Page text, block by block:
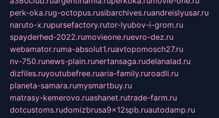
perk-oka.rug-octopus.rusibarchives.ruandreislyusar.ru
naruto-x.rupursefactory.rutor-lyubov-i-grom.ru
spayderhed-2022.rumovieone.ruevro-dez.ru
webamator.ruma-absolut1.ruavtopomosch27.ru
nv-750.runews-plain.runertansaga.rudelanalad.ru
dizfiles.ruyoutubefree.ruaria-family.ruroadli.ru
planeta-samara.rumysmartbuy.ru
matrasy-kemerovo.ruashanet.rutrade-farm.ru
dotcustoms.rudomizbrusa9x12spb.ruautodamp.ru